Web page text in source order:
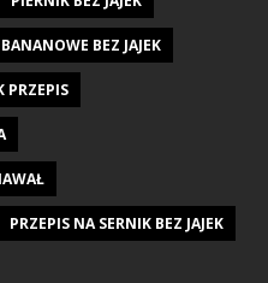
BEZ JAJEK
PRZEPIS
PRZEPIS NA SERNIK BEZ JAJEK